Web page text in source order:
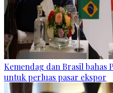
Kemendag dan Brasil bahas
untuk perluas pasar ekspor